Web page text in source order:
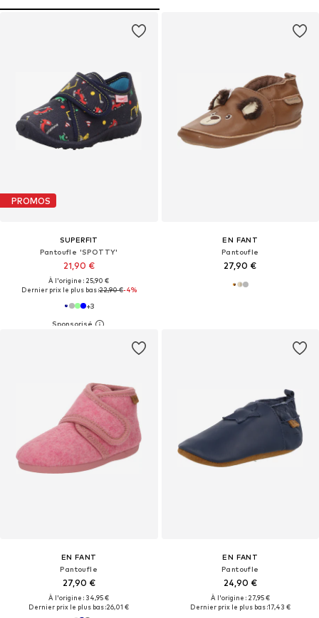
PROMOS
SUPERFIT
Pantoufle 'SPOTTY'
21,90 €
À l'origine : 25,90 €
Dernier prix le plus bas :22,90 €-4%
+3
EN FANT
Pantoufle
27,90 €
EN FANT
Pantoufle
27,90 €
À l'origine : 34,95 €
Dernier prix le plus bas :26,01 €
EN FANT
Pantoufle
24,90 €
À l'origine : 27,95 €
Dernier prix le plus bas :17,43 €